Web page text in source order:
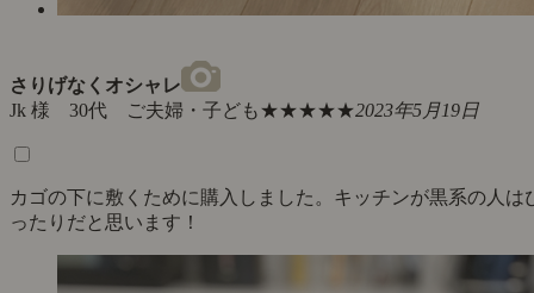
さりげなくオシャレ
Jk 様 30代 ご夫婦・子ども★★★★★2023年5月19日
カゴの下に敷くために購入しました。キッチンが黒系の人は
ったりだと思います！